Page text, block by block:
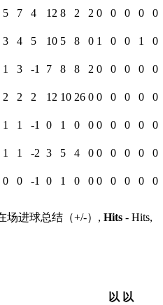
5 7 4 12 8 2 2 0 0 0 0
0
3 4 5 10 5 8 0 1 0 0 1
0
1 3 -1 7 8 8 2 0 0 0 0
0
2 2 2 12 10 26 0 0 0 0 0
0
1 1 -1 0 1 0 0 0 0 0 0
0
1 1 -2 3 5 4 0 0 0 0 0
0
0 0 -1 0 1 0 0 0 0 0 0
0
场进球总结（+/-）, Hits - Hits,
以 以